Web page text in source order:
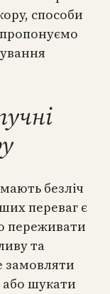
способи
пропонуємо
безліч
переваг є
переживати
та
замовляти
або шукати